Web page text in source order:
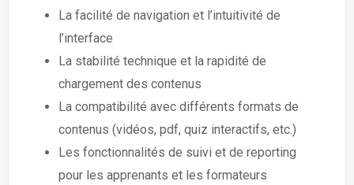
La facilité de navigation et l’intuitivité de
l’interface
La stabilité technique et la rapidité de
chargement des contenus
La compatibilité avec différents formats de
contenus (vidéos, pdf, quiz interactifs, etc.)
Les fonctionnalités de suivi et de reporting
pour les apprenants et les formateurs